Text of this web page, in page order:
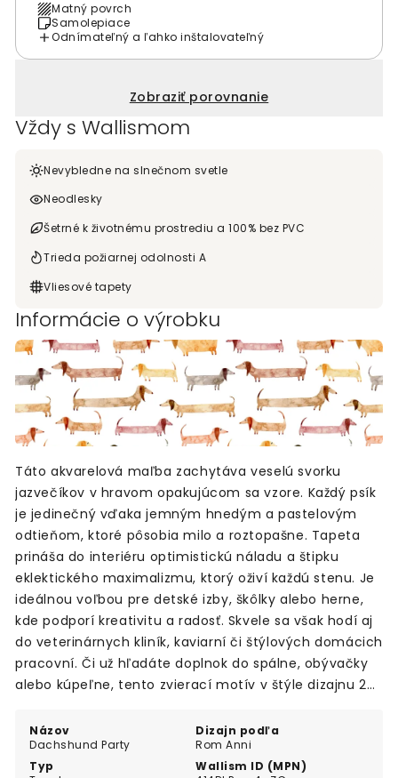
Matný povrch
Samolepiace
Odnímateľný a ľahko inštalovateľný
Zobraziť porovnanie
Vždy s Wallismom
Nevybledne na slnečnom svetle
Neodlesky
Šetrné k životnému prostrediu a 100% bez PVC
Trieda požiarnej odolnosti A
Vliesové tapety
Informácie o výrobku
Názov
Dachshund Party
Dizajn podľa
Rom Anni
Typ
Wallism ID (MPN)
Táto akvarelová maľba zachytáva veselú svorku
jazvečíkov v hravom opakujúcom sa vzore. Každý psík
je jedinečný vďaka jemným hnedým a pastelovým
odtieňom, ktoré pôsobia milo a roztopašne. Tapeta
prináša do interiéru optimistickú náladu a štipku
eklektického maximalizmu, ktorý oživí každú stenu. Je
ideálnou voľbou pre detské izby, škôlky alebo herne,
kde podporí kreativitu a radosť. Skvele sa však hodí aj
do veterinárnych kliník, kaviarní či štýlových domácich
pracovní. Či už hľadáte doplnok do spálne, obývačky
alebo kúpeľne, tento zvierací motív v štýle dizajnu 20.
atmosféru pre deti aj dospelých milovníkov zvierat.